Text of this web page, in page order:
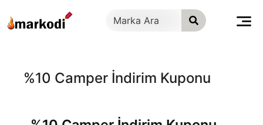
geç
%10 Camper İndirim Kuponu